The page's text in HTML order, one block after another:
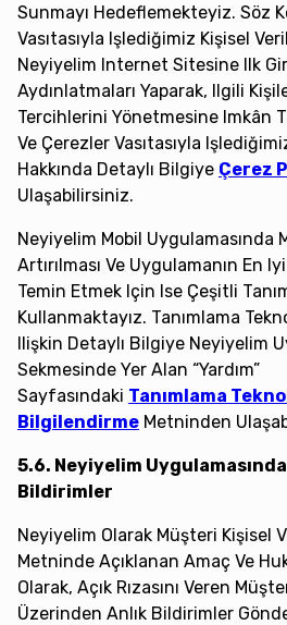
Sunmayı Hedeflemekteyiz. Söz
Vasıtasıyla Işlediğimiz Kişisel
Neyiyelim Internet Sitesine Ilk
Aydınlatmaları Yaparak, Ilgili
Tercihlerini Yönetmesine Imkân
Ve Çerezler Vasıtasıyla
Hakkında Detaylı Bilgiye Çerez
Ulaşabilirsiniz.
Neyiyelim Mobil Uygulamasında
Artırılması Ve Uygulamanın En
Temin Etmek Için Ise Çeşitli
Kullanmaktayız. Tanımlama
Ilişkin Detaylı Bilgiye Neyiyelim
Sekmesinde Yer Alan “Yardım”
Sayfasındaki Tanımlama
Bilgilendirme Metninden
5.6. Neyiyelim
Bildirimler
Neyiyelim Olarak Müşteri Kişisel
Metninde Açıklanan Amaç Ve
Olarak, Açık Rızasını Veren
Üzerinden Anlık Bildirimler